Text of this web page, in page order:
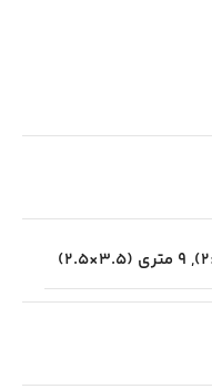
, 9 متری (3.5×2.5)